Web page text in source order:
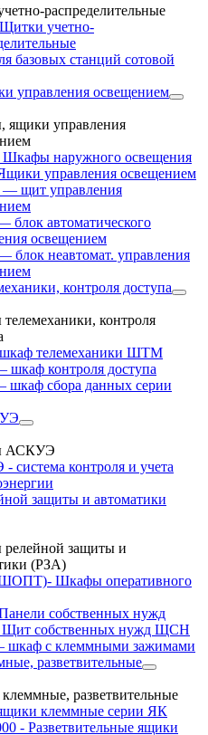
распределительные
учетно-
базовых станций сотовой
управления освещением
управления
наружного освещения
управления освещением
щит управления
автоматического
освещением
неавтомат. управления
контроля доступа
контроля
телемеханики ШТМ
контроля доступа
сбора данных серии
АСКУЭ
система контроля и учета
защиты и автоматики
защиты и
(РЗА)
Шкафы оперативного
собственных нужд
собственных нужд ЩСН
с клеммными зажимами
разветвительные
разветвительные
клеммные серии ЯК
- Разветвительные ящики